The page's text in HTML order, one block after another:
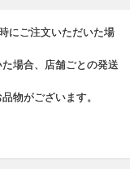
にご注文いただいた場
場合、店舗ごとの発送
物がございます。